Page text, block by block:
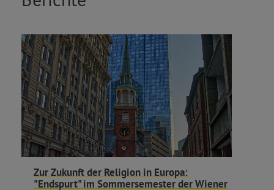
Zur Zukunft der Religion in Europa:
"Endspurt" im Sommersemester der Wiener